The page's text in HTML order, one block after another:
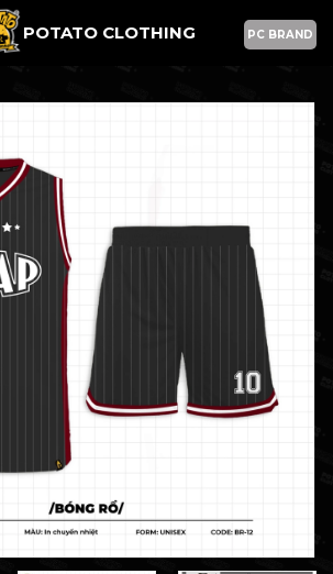
POTATO CLOTHING PC BRAND